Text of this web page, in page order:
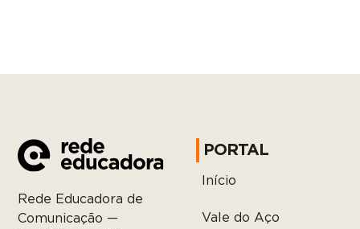
Rede Educadora de
Comunicação —
PORTAL
Início
Vale do Aço